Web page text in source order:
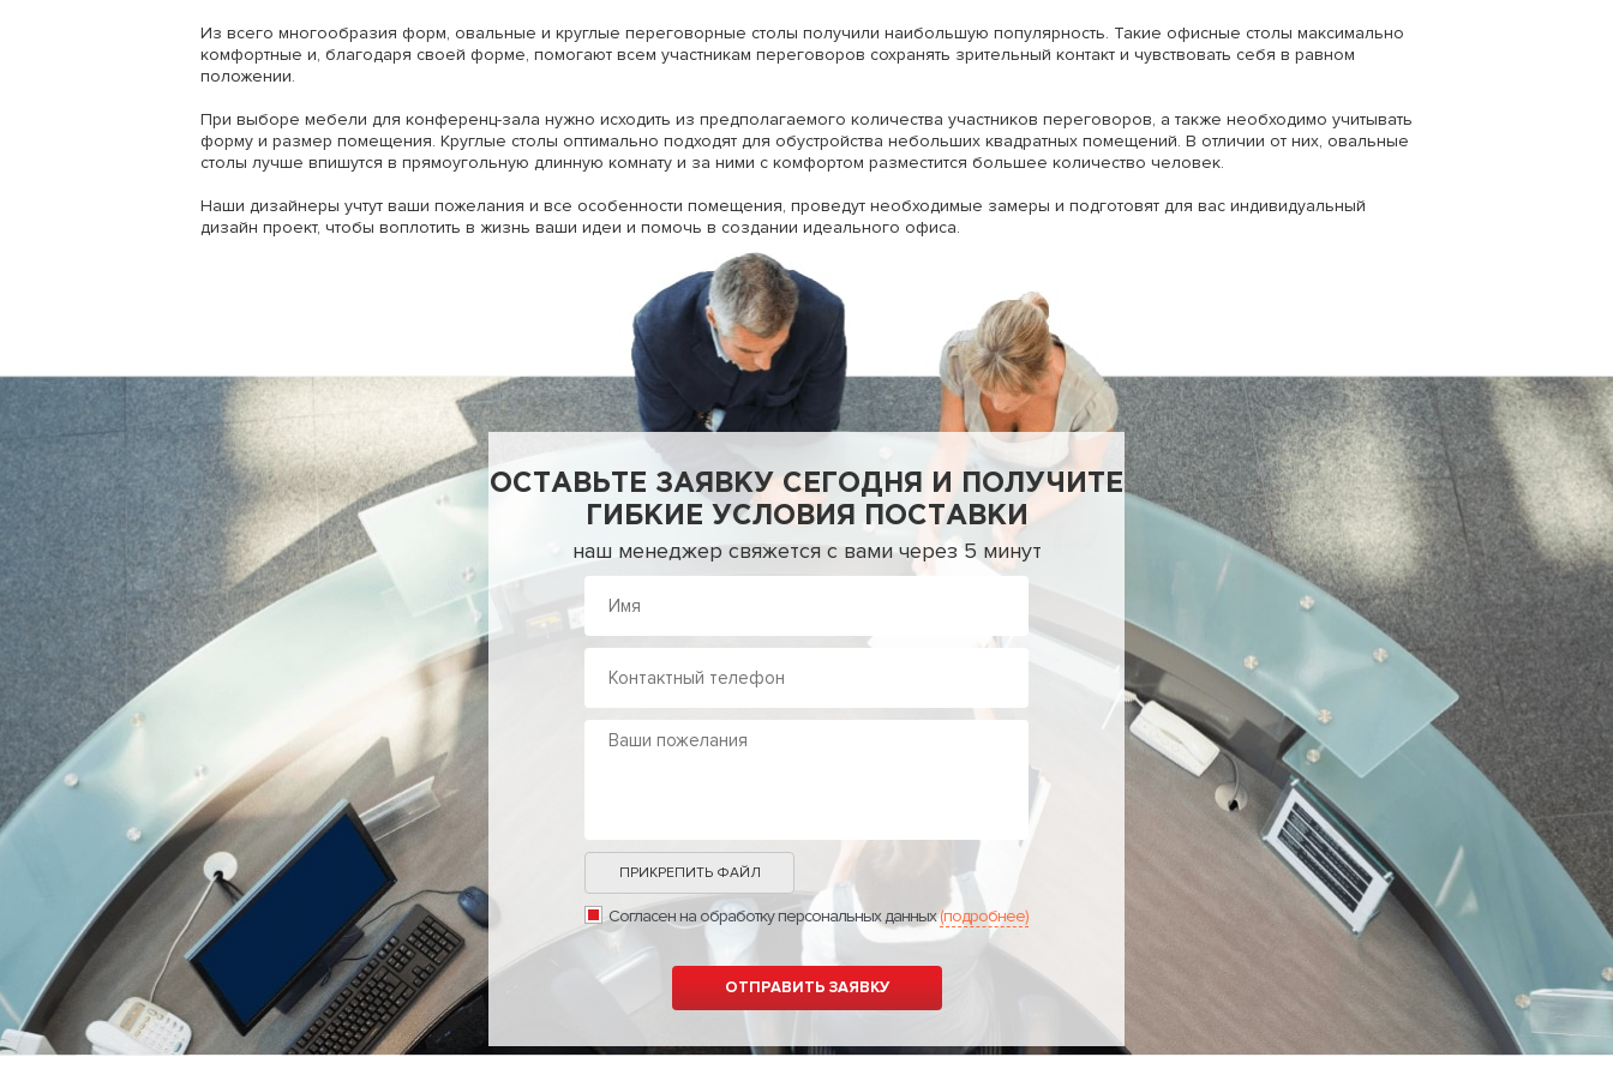
Из всего многообразия форм, овальные и круглые переговорные столы получили наибольшую популярность. Такие офисные столы максимально
комфортные и, благодаря своей форме, помогают всем участникам переговоров сохранять зрительный контакт и чувствовать себя в равном
положении.
При выборе мебели для конференц-зала нужно исходить из предполагаемого количества участников переговоров, а также необходимо учитывать
форму и размер помещения. Круглые столы оптимально подходят для обустройства небольших квадратных помещений. В отличии от них, овальные
столы лучше впишутся в прямоугольную длинную комнату и за ними с комфортом разместится большее количество человек.
Наши дизайнеры учтут ваши пожелания и все особенности помещения, проведут необходимые замеры и подготовят для вас индивидуальный
дизайн проект, чтобы воплотить в жизнь ваши идеи и помочь в создании идеального офиса.
ОСТАВЬТЕ ЗАЯВКУ СЕГОДНЯ И ПОЛУЧИТЕ
ГИБКИЕ УСЛОВИЯ ПОСТАВКИ
наш менеджер свяжется с вами через 5 минут
ПРИКРЕПИТЬ ФАЙЛ
Согласен на обработку персональных данных(подробнее)